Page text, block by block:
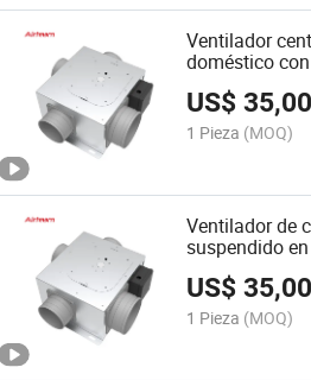
Ventilador
doméstico
US$35,00
1 Pieza (MOQ)
Ventilador de
suspendido
US$35,00
1 Pieza (MOQ)